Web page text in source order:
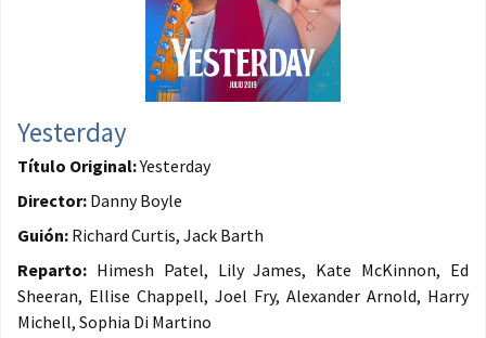
Yesterday
Título Original:Yesterday
Director: Danny Boyle
Guión: Richard Curtis, Jack Barth
Reparto: Himesh Patel, Lily James, Kate McKinnon, Ed
Sheeran, Ellise Chappell, Joel Fry, Alexander Arnold, Harry
Michell, Sophia Di Martino